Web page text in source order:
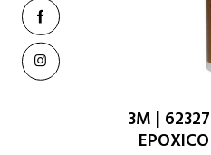
3M |